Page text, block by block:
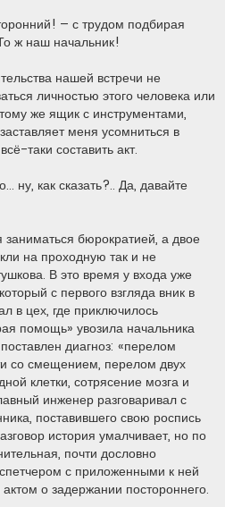
– с трудом подбирая
ж наш начальник!
нашей встречи не
личностью этого человека или
же ящик с инструментами,
меня усомниться в
таки составить акт.
ну, как сказать?.. Да, давайте
бюрократией, а двое
на проходную так и не
В это время у входа уже
с первого взгляда вник в
в цех, где приключилось
помощь» увозила начальника
диагноз: «перелом
со смещением, перелом двух
клетки, сотрясение мозга и
инженер разговаривал с
поставившего свою роспись
история умалчивает, но по
почти дословно
с приложенными к ней
о задержании постороннего.